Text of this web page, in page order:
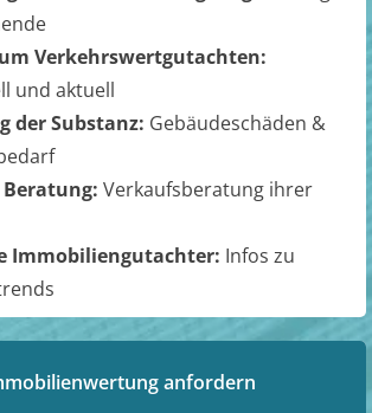
Verkehrswertgutachten:
und aktuell
der Substanz: Gebäudeschäden &
Verkaufsberatung ihrer
Immobiliengutachter: Infos zu
anfordern